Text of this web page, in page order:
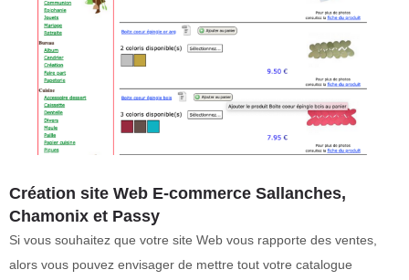
Création site Web E-commerce Sallanches,
Chamonix et Passy
Si vous souhaitez que votre site Web vous rapporte des ventes,
alors vous pouvez envisager de mettre tout votre catalogue